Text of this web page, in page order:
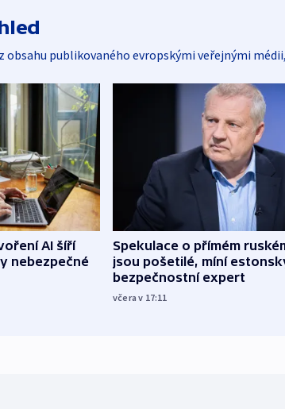
obsahu publikovaného evropskými veřejnými
AI šíří
nebezpečné
Spekulace o přímém
jsou pošetilé, míní
bezpečnostní expert
včera v 17:11